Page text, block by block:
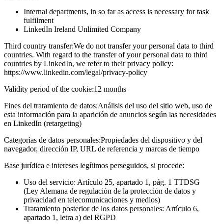
Internal departments, in so far as access is necessary for task
fulfilment
LinkedIn Ireland Unlimited Company
Third country transfer:We do not transfer your personal data to third
countries. With regard to the transfer of your personal data to third
countries by LinkedIn, we refer to their privacy policy:
https://www.linkedin.com/legal/privacy-policy
Validity period of the cookie:12 months
Fines del tratamiento de datos:Análisis del uso del sitio web, uso de
esta información para la aparición de anuncios según las necesidades
en LinkedIn (retargeting)
Categorías de datos personales:Propiedades del dispositivo y del
navegador, dirección IP, URL de referencia y marcas de tiempo
Base jurídica e intereses legítimos perseguidos, si procede:
Uso del servicio: Artículo 25, apartado 1, pág. 1 TTDSG
(Ley Alemana de regulación de la protección de datos y
privacidad en telecomunicaciones y medios)
Tratamiento posterior de los datos personales: Artículo 6,
apartado 1, letra a) del RGPD